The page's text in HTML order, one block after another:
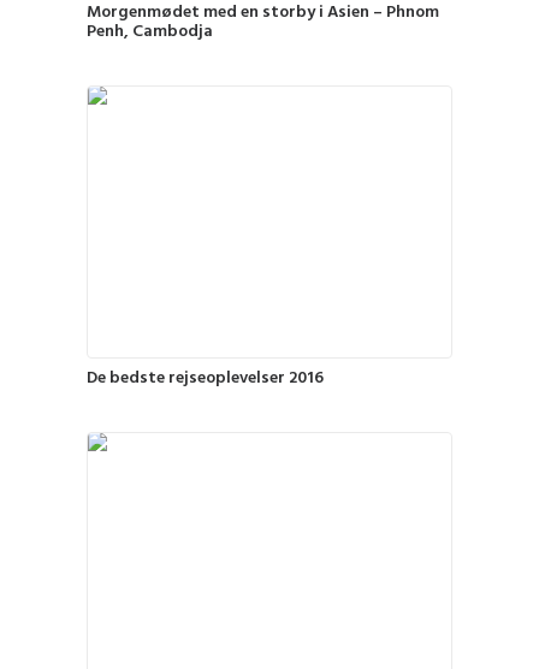
Morgenmødet med en storby i Asien – Phnom
Penh, Cambodja
De bedste rejseoplevelser 2016